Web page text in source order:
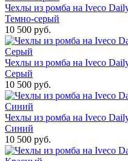
Чехлы из ромба на Iveco
Темно-серый
10 500 руб.
Чехлы из ромба на Iveco
Серый
10 500 руб.
Чехлы из ромба на Iveco
Синий
10 500 руб.